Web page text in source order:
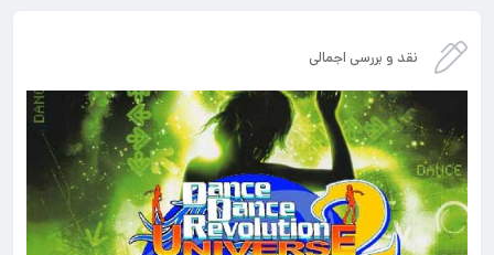
نقد و بررسی اجمالی